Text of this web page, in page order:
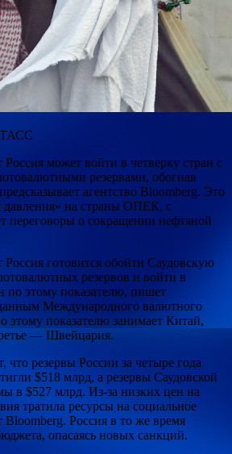
ТАСС
Россия может войти в четверку стран с
резервами, обогнав
агентство Bloomberg. Это
давления» на страны ОПЕК, с
переговоры о сокращении нефтяной
Россия готовится обойти Саудовскую
резервов и войти в
по этому показателю, пишет
Международного валютного
этому показателю занимает Китай,
— Швейцария.
что резервы России за четыре года
$518 млрд, а резервы Саудовской
в $527 млрд. Из-за низких цен на
тратила ресурсы на социальное
Bloomberg. Россия в то же время
опасаясь новых санкций.